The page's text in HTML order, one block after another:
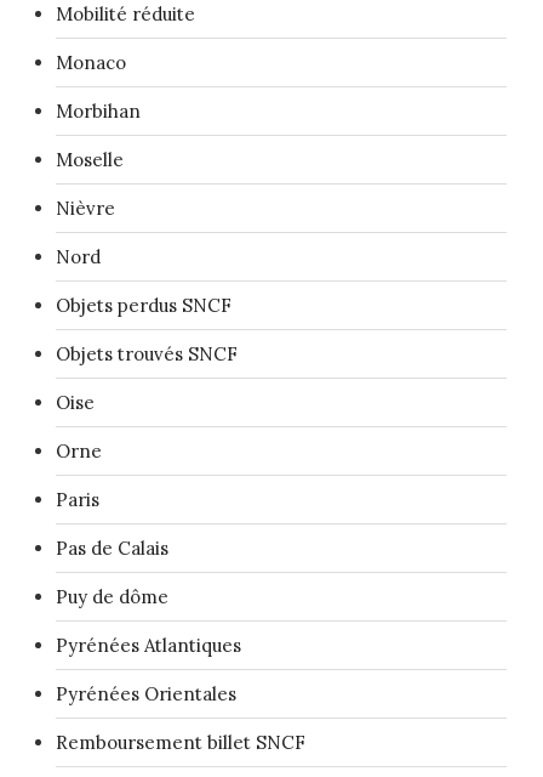
Mobilité réduite
Monaco
Morbihan
Moselle
Nièvre
Nord
Objets perdus SNCF
Objets trouvés SNCF
Oise
Orne
Paris
Pas de Calais
Puy de dôme
Pyrénées Atlantiques
Pyrénées Orientales
Remboursement billet SNCF